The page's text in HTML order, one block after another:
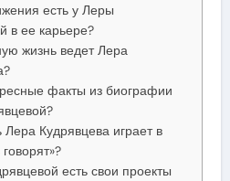
есть у Леры
в ее карьере?
жизнь ведет Лера
факты из биографии
Лера Кудрявцева играет в
есть свои проекты